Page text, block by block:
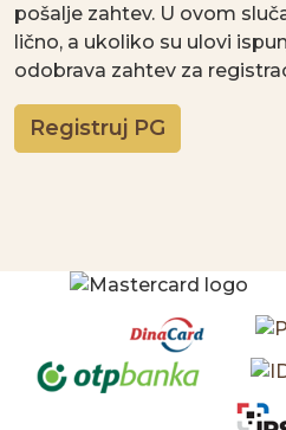
pošalje zahtev. U ovom
lično, a ukoliko su ulovi
odobrava zahtev za
Registruj PG